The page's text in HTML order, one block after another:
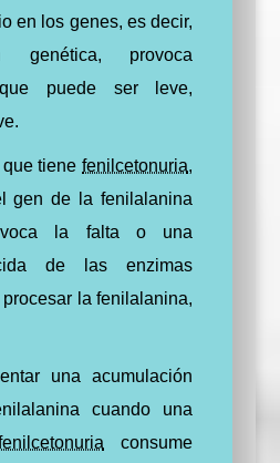
en los genes, es decir,
genética, provoca
puede ser leve,
que tienefenilcetonuria,
gen de la fenilalanina
la falta o una
de las enzimas
la fenilalanina,
una acumulación
cuando una
consume